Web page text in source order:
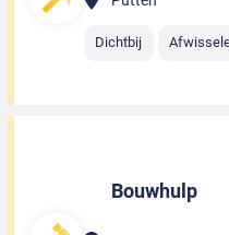
Dichtbij
Bouwhulp